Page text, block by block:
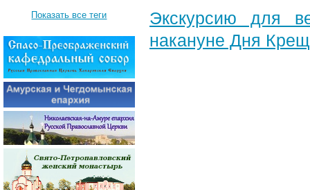
Экскурсию для
накануне Дня
Показать все теги